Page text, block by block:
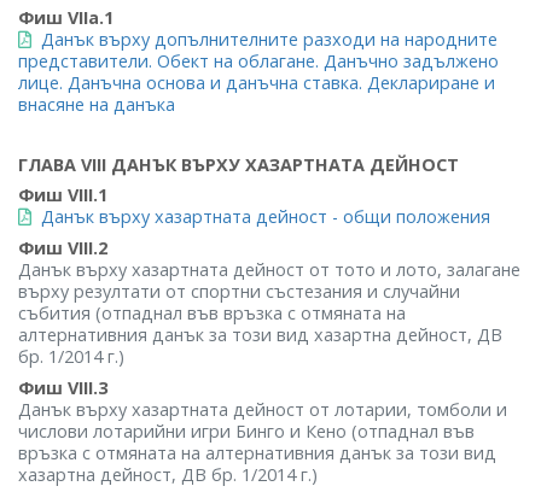
Фиш VIIa.1
Данък върху допълнителните разходи на народните
представители. Обект на облагане. Данъчно задължено
лице. Данъчна основа и данъчна ставка. Деклариране и
внасяне на данъка
ГЛАВА VIII ДАНЪК ВЪРХУ ХАЗАРТНАТА ДЕЙНОСТ
Фиш VIII.1
Данък върху хазартната дейност - общи положения
Фиш VIII.2
Данък върху хазартната дейност от тото и лото, залагане
върху резултати от спортни състезания и случайни
събития (отпаднал във връзка с отмяната на
алтернативния данък за този вид хазартна дейност, ДВ
бр. 1/2014 г.)
Фиш VIII.3
Данък върху хазартната дейност от лотарии, томболи и
числови лотарийни игри Бинго и Кено (отпаднал във
връзка с отмяната на алтернативния данък за този вид
хазартна дейност, ДВ бр. 1/2014 г.)